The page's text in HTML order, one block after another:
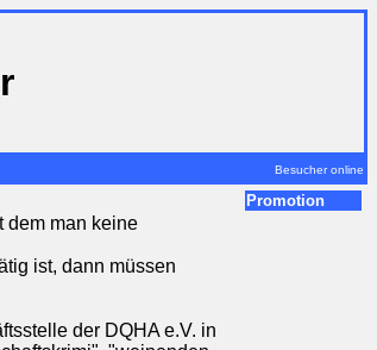
Besucher online
dem man keine
ist, dann müssen
der DQHA e.V. in
Promotion